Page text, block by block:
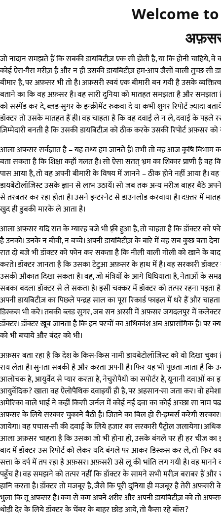
Welcome
अफ़सर
जो नादान समझते हैं कि सबकी डायबिटीज़ एक सी होती है, या कि होनी
कोई ऐरा-गैरा मरीज़ है और न ही उसकी डायबिटीज़ हम-आप जैसों वाली तुच्छ
बीमार है, पर अफ़सर भी तो है। अफ़सरी स्वयं एक बीमारी बन गयी है उसके
बताने का कि वह अफ़सर है। वह सारी दुनिया को मातहत समझता है और
को सस्पेंड कर दे, ब्लड-सुगर के इन्क्रीमेंट रुकवा दे या कभी शुगर रिपोर्ट ज़्यादा
डॉक्टर तो उसके मातहत हैं ही। वह चाहता है कि वह दवाई ले न ले, दवाई के
ज़िम्मेदारी बनती है कि उसकी डायबिटीज़ को ठीक करके उसकी रिपोर्ट अफ़सर
आला अफ़सर सर्वज्ञात है – यह तथ्य हम जानते हैं। तभी तो वह आज कृषि विभाग का
बता सकता है कि शिक्षा कहाँ गलत है। सो ऐसा सतत् भ्रम का शिकार प्राणी है
पास आया है, तो वह अपनी बीमारी के विषय में जानने – ठीक होने नहीं आया है।
डायबेटोलॉजिस्ट उसके ज्ञान से लाभ उठायें। सो जब तक अन्य मरीज़ बाहर बैठे
से तरबतर कर रहा होता है। उसने इन्टरनेट से डाउनलोड करवाया है। दफ़्तर में
खुद ही डुबकी मारके ले आता है।
आला अफ़सर यदि रात के ग्यारह बजे भी फ़्री हुआ है, तो चाहता है कि डॉक्टर को
है उनको। उनके न बीवी, न बच्चे। अपनी डायबिटीज़ के बारे में वह सब कुछ बता
रात दो बजे भी डॉक्टर को फोन कर सकता है कि नीली वाली गोली को खाने के
करते। डॉक्टर जानता है कि उसका टेटुआ अफ़सर के हाथ में है। वह सरकारी डॉक्टर
उसकी औकात दिखा सकता है। वह, जो मंत्रियों के आगे घिघियाता है, नेताओं के
सबका बदला डॉक्टर से ले सकता है। इसी चक्कर में डॉक्टर को तत्पर रहना
अपनी डायबिटीज़ का पिछले पन्द्रह साल का पूरा रिकार्ड फाइल में धरे हैं और
डिस्कस भी करे। तबकी ब्लड सुगर, जब सन अस्सी में अफ़सर जगदलपुर में
डॉक्टर। डॉक्टर खूब जानता है कि इन परचों का अधिकांश अब अप्रासंगिक है।
को भी बचाये और बंदर को भी।
अफ़सर बता रहा है कि देश के किस-किस नामी डायबेटोलॉजिस्ट को वो दिखा चुका
राय लेता है। सुनता सबकी है और करता अपनी है। फिर यह भी पूछता जाता है कि
आलोचक है, आयुर्वेद से प्यार करता है, नेचुरोपैथी का सपोर्टर है, यूनानी दवाओं का
आयुर्वेदिक? खाता वह ऐलोपैथिक दवाइयाँ ही है, पर अहसान-सा जता कर। वो
अमेरिका वाले भाई ने कहीं किसी जर्नल में कोई नई दवा का कोई अच्छा सा नाम
अफ़सर के लिये सरकार चुकाने बैठी है। जितने का बिल हो री-इम्बर्स करेगी
जायेगा। वह पचास-सौ की दवाई के लिये हजार का सरकारी पैट्रोल जलायेगा।
आला अफ़सर चाहता है कि उसका जो भी होना हो, उसके बंगले पर ही हर चीज़
बाद में डॉक्टर उस रिपोर्ट को लेकर यदि बंगले पर आकर डिस्कस कर ले, तो
सत्ता के दर्प में तप रहा है अफ़सर। अफ़सरी उसे लू की भांति लग गयी है। वह
पहुँच है। वह समझने को तत्पर नहीं कि डॉक्टर के सामने सभी मरीज़ बराबर हैं और
हानि करता है। डॉक्टर तो मजबूर है, जैसे कि पूरी दुनिया ही मजबूर है तेरी
भुला कि तू अफ़सर है। कम से कम अपने शरीर और अपनी डायबिटीज़ को तो
थोड़ी देर के लिये डॉक्टर के चेंबर के बाहर छोड़ आये, तो कैसा रहे बॉस?